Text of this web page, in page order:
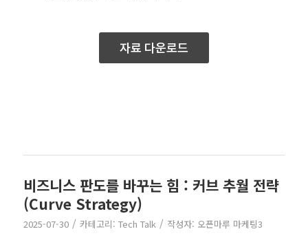
자료 다운로드
비즈니스 판도를 바꾸는 힘 : 커브 추월 전략
(Curve Strategy)
2025-07-30 / 카테고리: Tech Talk / 작성자: 오픈마루 마케팅3